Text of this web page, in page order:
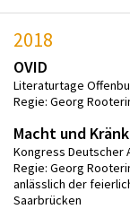
2018
OVID
Literaturtage
Regie: Georg
Macht und
Kongress Deutscher
Regie: Georg
anlässlich der
Saarbrücken